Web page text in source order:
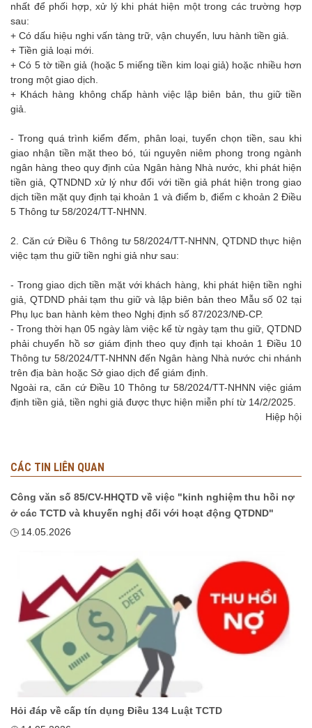
nhất để phối hợp, xử lý khi phát hiện một trong các trường hợp
sau:
+ Có dấu hiệu nghi vấn tàng trữ, vận chuyển, lưu hành tiền giả.
+ Tiền giả loại mới.
+ Có 5 tờ tiền giả (hoặc 5 miếng tiền kim loại giả) hoặc nhiều hơn
trong một giao dịch.
+ Khách hàng không chấp hành việc lập biên bản, thu giữ tiền
giả.
- Trong quá trình kiểm đếm, phân loại, tuyển chọn tiền, sau khi
giao nhận tiền mặt theo bó, túi nguyên niêm phong trong ngành
ngân hàng theo quy định của Ngân hàng Nhà nước, khi phát hiện
tiền giả, QTNDND xử lý như đối với tiền giả phát hiện trong giao
dịch tiền mặt quy định tại khoản 1 và điểm b, điểm c khoản 2 Điều
5 Thông tư 58/2024/TT-NHNN.
2. Căn cứ Điều 6 Thông tư 58/2024/TT-NHNN, QTDND thực hiện
việc tạm thu giữ tiền nghi giả như sau:
- Trong giao dịch tiền mặt với khách hàng, khi phát hiện tiền nghi
giả, QTDND phải tạm thu giữ và lập biên bản theo Mẫu số 02 tại
Phụ lục ban hành kèm theo Nghị định số 87/2023/NĐ-CP.
- Trong thời hạn 05 ngày làm việc kể từ ngày tạm thu giữ, QTDND
phải chuyển hồ sơ giám định theo quy định tại khoản 1 Điều 10
Thông tư 58/2024/TT-NHNN đến Ngân hàng Nhà nước chi nhánh
trên địa bàn hoặc Sở giao dịch để giám định.
Ngoài ra, căn cứ Điều 10 Thông tư 58/2024/TT-NHNN việc giám
định tiền giả, tiền nghi giả được thực hiện miễn phí từ 14/2/2025.
Hiệp hội
CÁC TIN LIÊN QUAN
Công văn số 85/CV-HHQTD về việc "kinh nghiệm thu hồi nợ
ở các TCTD và khuyến nghị đối với hoạt động QTDND"
14.05.2026
Hỏi đáp về cấp tín dụng Điều 134 Luật TCTD